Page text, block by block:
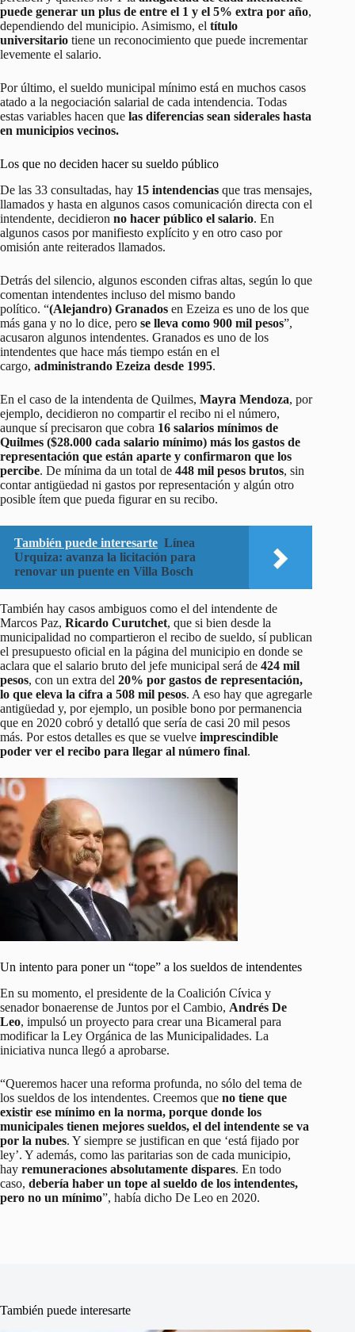
puede generar un plus de entre el 1 y el 5% extra por año,
dependiendo del municipio. Asimismo, el título
universitario tiene un reconocimiento que puede incrementar
levemente el salario.
Por último, el sueldo municipal mínimo está en muchos casos
atado a la negociación salarial de cada intendencia. Todas
estas variables hacen que las diferencias sean siderales hasta
en municipios vecinos.
Los que no deciden hacer su sueldo público
De las 33 consultadas, hay 15 intendencias que tras mensajes,
llamados y hasta en algunos casos comunicación directa con el
intendente, decidieron no hacer público el salario. En
algunos casos por manifiesto explícito y en otro caso por
omisión ante reiterados llamados.
Detrás del silencio, algunos esconden cifras altas, según lo que
comentan intendentes incluso del mismo bando
político. “(Alejandro) Granados en Ezeiza es uno de los que
más gana y no lo dice, pero se lleva como 900 mil pesos”,
acusaron algunos intendentes. Granados es uno de los
intendentes que hace más tiempo están en el
cargo, administrando Ezeiza desde 1995.
En el caso de la intendenta de Quilmes, Mayra Mendoza, por
ejemplo, decidieron no compartir el recibo ni el número,
aunque sí precisaron que cobra 16 salarios mínimos de
Quilmes ($28.000 cada salario mínimo) más los gastos de
representación que están aparte y confirmaron que los
percibe. De mínima da un total de 448 mil pesos brutos, sin
contar antigüedad ni gastos por representación y algún otro
posible ítem que pueda figurar en su recibo.
También puede interesarte Línea
Urquiza: avanza la licitación para
renovar un puente en Villa Bosch
También hay casos ambiguos como el del intendente de
Marcos Paz, Ricardo Curutchet, que si bien desde la
municipalidad no compartieron el recibo de sueldo, sí publican
el presupuesto oficial en la página del municipio en donde se
aclara que el salario bruto del jefe municipal será de 424 mil
pesos, con un extra del 20% por gastos de representación,
lo que eleva la cifra a 508 mil pesos. A eso hay que agregarle
antigüedad y, por ejemplo, un posible bono por permanencia
que en 2020 cobró y detalló que sería de casi 20 mil pesos
más. Por estos detalles es que se vuelve imprescindible
poder ver el recibo para llegar al número final.
Un intento para poner un “tope” a los sueldos de intendentes
En su momento, el presidente de la Coalición Cívica y
senador bonaerense de Juntos por el Cambio, Andrés De
Leo, impulsó un proyecto para crear una Bicameral para
modificar la Ley Orgánica de las Municipalidades. La
iniciativa nunca llegó a aprobarse.
“Queremos hacer una reforma profunda, no sólo del tema de
los sueldos de los intendentes. Creemos que no tiene que
existir ese mínimo en la norma, porque donde los
municipales tienen mejores sueldos, el del intendente se va
por la nubes. Y siempre se justifican en que ‘está fijado por
ley’. Y además, como las paritarias son de cada municipio,
hay remuneraciones absolutamente dispares. En todo
caso, debería haber un tope al sueldo de los intendentes,
pero no un mínimo”, había dicho De Leo en 2020.
También puede interesarte